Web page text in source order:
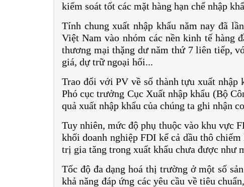
kiểm soát tốt các mặt hàng hạn chế nhập
Tính chung xuất nhập khẩu năm nay đã
Việt Nam vào nhóm các nền kinh tế hàng
thương mại thặng dư năm thứ 7 liên tiếp,
giá, dự trữ ngoại hối...
Trao đổi với PV về số thành tựu xuất nhập
Phó cục trưởng Cục Xuất nhập khẩu (Bộ
quả xuất nhập khẩu của chúng ta ghi nhận
Tuy nhiên, mức độ phụ thuộc vào khu vực
khối doanh nghiệp FDI kể cả dầu thô
trị gia tăng trong xuất khẩu chưa được như
Tốc độ đa dạng hoá thị trường ở một số
khả năng đáp ứng các yêu cầu về tiêu